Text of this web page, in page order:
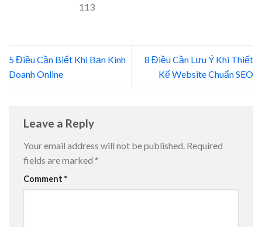
113
5 Điều Cần Biết Khi Bạn Kinh
Doanh Online
8 Điều Cần Lưu Ý Khi Thiết
Kế Website Chuẩn SEO
Leave a Reply
Your email address will not be published. Required
fields are marked *
Comment *